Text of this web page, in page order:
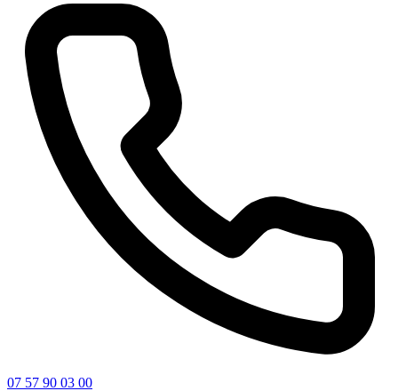
07 57 90 03 00